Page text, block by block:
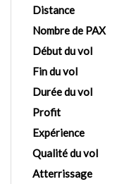
Distance
Nombre de PAX
Début du vol
Fin du vol
Durée du vol
Profit
Expérience
Qualité du vol
Atterrissage